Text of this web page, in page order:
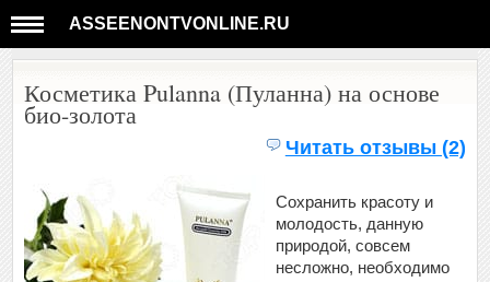
ASSEENONTVONLINE.RU
Косметика Pulanna (Пуланна) на основе
био-золота
Читать отзывы (2)
Сохранить красоту и
молодость, данную
природой, совсем
несложно, необходимо